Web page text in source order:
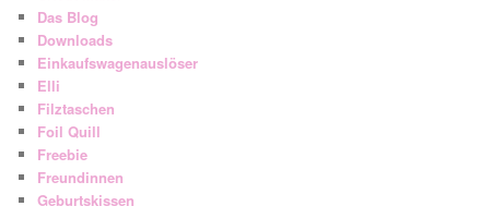
Das Blog
Downloads
Einkaufswagenauslöser
Elli
Filztaschen
Foil Quill
Freebie
Freundinnen
Geburtskissen